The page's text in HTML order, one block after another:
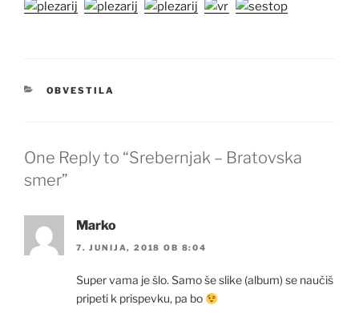
KATEGORIJE
OBVESTILA
One Reply to “Srebernjak – Bratovska
smer”
Marko
7. JUNIJA, 2018 OB 8:04
Super vama je šlo. Samo še slike (album) se naučiš
pripeti k prispevku, pa bo